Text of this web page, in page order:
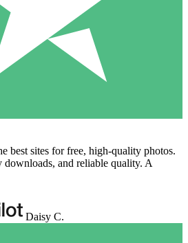
best sites for free, high‑quality photos.
downloads, and reliable quality. A
Daisy C.